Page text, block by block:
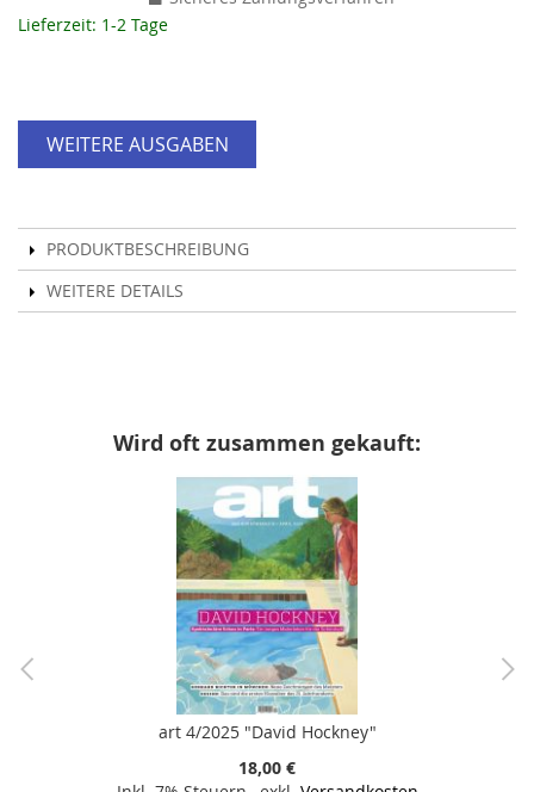
Lieferzeit: 1-2 Tage
WEITERE AUSGABEN
PRODUKTBESCHREIBUNG
WEITERE DETAILS
Wird oft zusammen gekauft:
art 4/2025 "David Hockney"
18,00 €